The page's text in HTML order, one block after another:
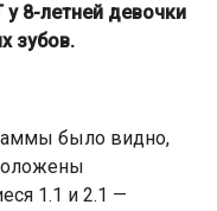
у 8-летней девочки
зубов.
было видно,
1.1 и 2.1 —